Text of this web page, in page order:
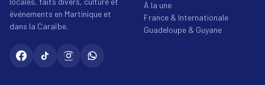
événements en Martinique et
dans la Caraïbe.
À la une
France & Internationale
Guadeloupe & Guyane